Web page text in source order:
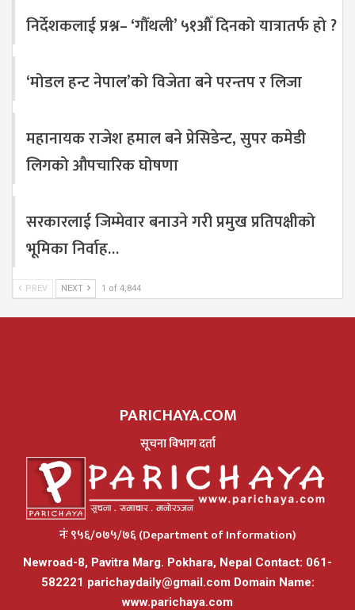
निर्देशकलाई प्रश्न– ‘गौँथली’ ५१औँ दिनको यात्रातर्फ हो ?
‘मोडल हन्ट नेपाल’को विजेता बने परन्तप र लिजा
महानायक राजेश हमाल बने प्रेसिडेन्ट, सुपर कमेडी
लिगको औपचारिक घोषणा
सरकारलाई जिम्मेवार बनाउने गरी प्रमुख प्रतिपक्षीको
भूमिका निर्वाह…
PREV NEXT 1 of 4,844
PARICHAYA.COM
सूचना विभाग दर्ता
नंः ९५६/०७५/७६ (Department of Information)
Newroad-8, Pavitra Marg. Pokhara, Nepal Contact: 061-
582221 parichaydaily@gmail.comDomain Name:
www.parichaya.com